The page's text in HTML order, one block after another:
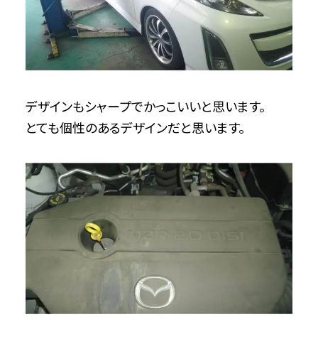
デザインもシャープでかっこいいと思います。
とても個性のあるデザインだと思います。